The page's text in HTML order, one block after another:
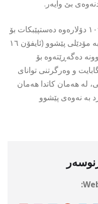
بێ وایەر.
پێشبینی دەکرێت ئایفۆن ١٧ پرۆ لە ١٠٩٩ دۆلارەوە دەستپێبکات بۆ
مۆدێلی ٢٥٦ گێگابایت، کە بە بەراورد بە مۆدێلی پێشوو (ئایفۆن ١٦
دەگەڕێتەوە بۆ
بژاردەی هەڵگرتنی 128 گێگابایت و وەرگرتنی توانای
لە هەمان کاتدا هەمان
بەراورد بە نەوەی پێشوو